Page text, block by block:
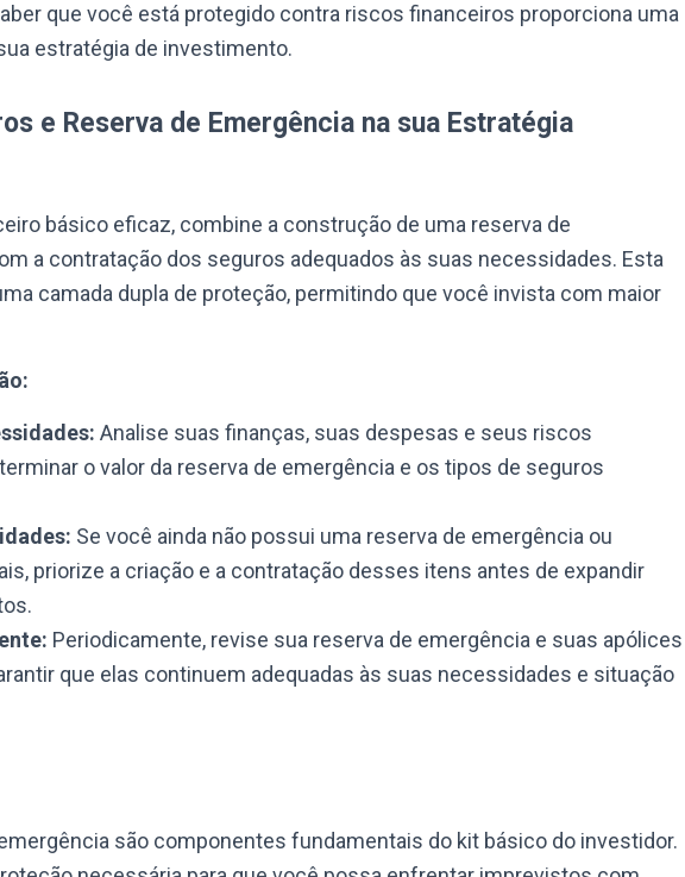
que você está protegido contra riscos financeiros proporciona uma
estratégia de investimento.
e Reserva de Emergência na sua Estratégia
básico eficaz, combine a construção de uma reserva de
a contratação dos seguros adequados às suas necessidades. Esta
camada dupla de proteção, permitindo que você invista com maior
Analise suas finanças, suas despesas e seus riscos
o valor da reserva de emergência e os tipos de seguros
Se você ainda não possui uma reserva de emergência ou
priorize a criação e a contratação desses itens antes de expandir
Periodicamente, revise sua reserva de emergência e suas apólices
que elas continuem adequadas às suas necessidades e situação
são componentes fundamentais do kit básico do investidor.